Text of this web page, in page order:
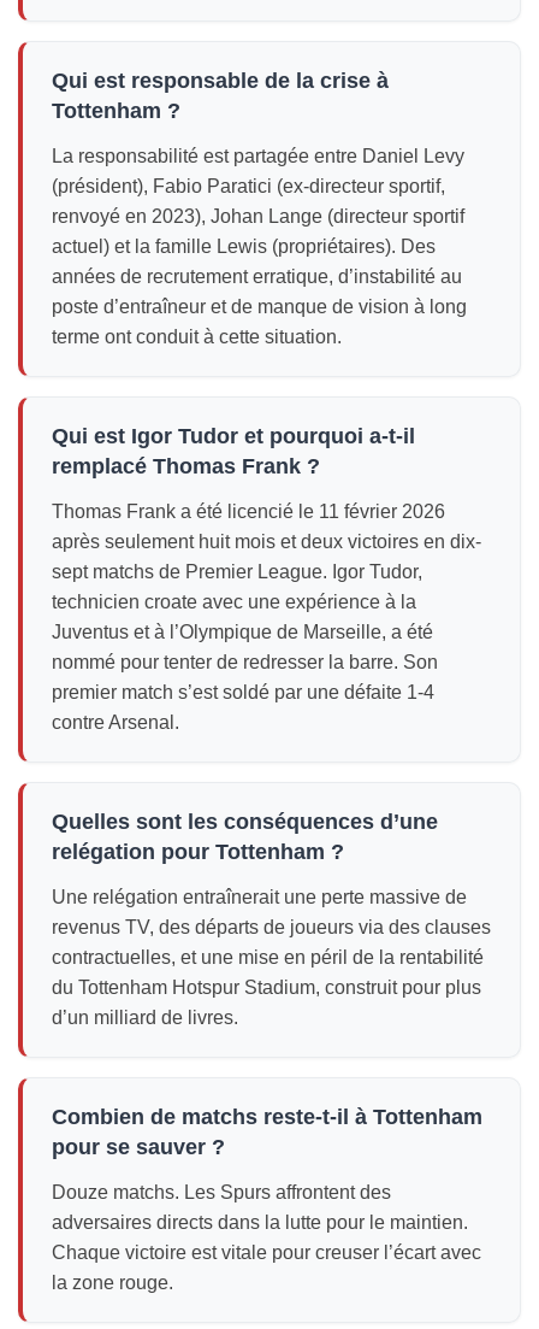
Qui est responsable de la crise à
Tottenham ?
La responsabilité est partagée entre Daniel Levy
(président), Fabio Paratici (ex-directeur sportif,
renvoyé en 2023), Johan Lange (directeur sportif
actuel) et la famille Lewis (propriétaires). Des
années de recrutement erratique, d’instabilité au
poste d’entraîneur et de manque de vision à long
terme ont conduit à cette situation.
Qui est Igor Tudor et pourquoi a-t-il
remplacé Thomas Frank ?
Thomas Frank a été licencié le 11 février 2026
après seulement huit mois et deux victoires en dix-
sept matchs de Premier League. Igor Tudor,
technicien croate avec une expérience à la
Juventus et à l’Olympique de Marseille, a été
nommé pour tenter de redresser la barre. Son
premier match s’est soldé par une défaite 1-4
contre Arsenal.
Quelles sont les conséquences d’une
relégation pour Tottenham ?
Une relégation entraînerait une perte massive de
revenus TV, des départs de joueurs via des clauses
contractuelles, et une mise en péril de la rentabilité
du Tottenham Hotspur Stadium, construit pour plus
d’un milliard de livres.
Combien de matchs reste-t-il à Tottenham
pour se sauver ?
Douze matchs. Les Spurs affrontent des
adversaires directs dans la lutte pour le maintien.
Chaque victoire est vitale pour creuser l’écart avec
la zone rouge.